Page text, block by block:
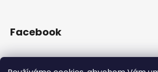
Facebook